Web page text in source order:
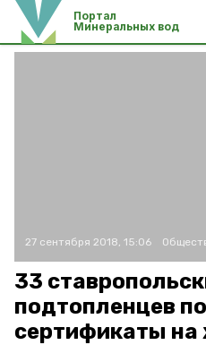
Портал
Минеральных вод
27 сентября 2018, 15:06
33
подтопленцев
сертификаты на